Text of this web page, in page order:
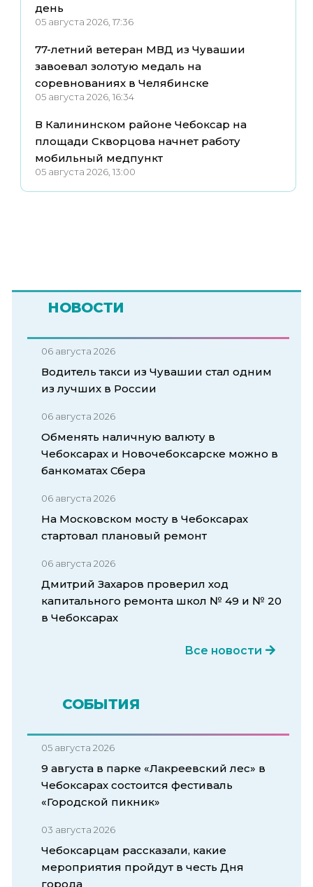
день
05 августа 2026, 17:36
77-летний ветеран МВД из Чувашии
завоевал золотую медаль на
соревнованиях в Челябинске
05 августа 2026, 16:34
В Калининском районе Чебоксар на
площади Скворцова начнет работу
мобильный медпункт
05 августа 2026, 13:00
НОВОСТИ
06 августа 2026
Водитель такси из Чувашии стал одним
из лучших в России
06 августа 2026
Обменять наличную валюту в
Чебоксарах и Новочебоксарске можно в
банкоматах Сбера
06 августа 2026
На Московском мосту в Чебоксарах
стартовал плановый ремонт
06 августа 2026
Дмитрий Захаров проверил ход
капитального ремонта школ № 49 и № 20
в Чебоксарах
Все новости
СОБЫТИЯ
05 августа 2026
9 августа в парке «Лакреевский лес» в
Чебоксарах состоится фестиваль
«Городской пикник»
03 августа 2026
Чебоксарцам рассказали, какие
мероприятия пройдут в честь Дня
города